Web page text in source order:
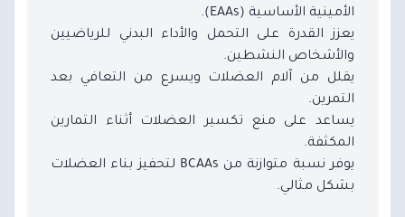
الأمينية الأساسية (EAAs).
يعزز القدرة على التحمل والأداء البدني للرياضيين
والأشخاص النشطين.
يقلل من آلام العضلات ويسرع من التعافي بعد
التمرين.
يساعد على منع تكسير العضلات أثناء التمارين
المكثفة.
يوفر نسبة متوازنة من BCAAs لتحفيز بناء العضلات
بشكل مثالي.